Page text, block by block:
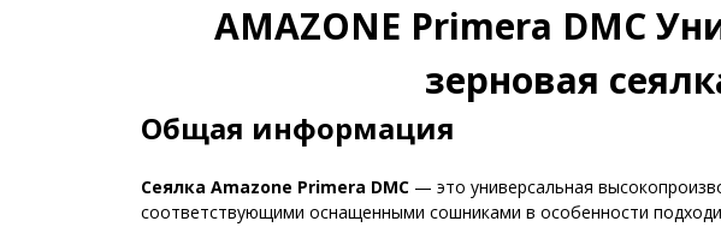
AMAZONE Primera DMC
зерновая
Общая информация
Сеялка Amazone Primera DMC — это универсальная
соответствующими оснащенными сошниками в особенности